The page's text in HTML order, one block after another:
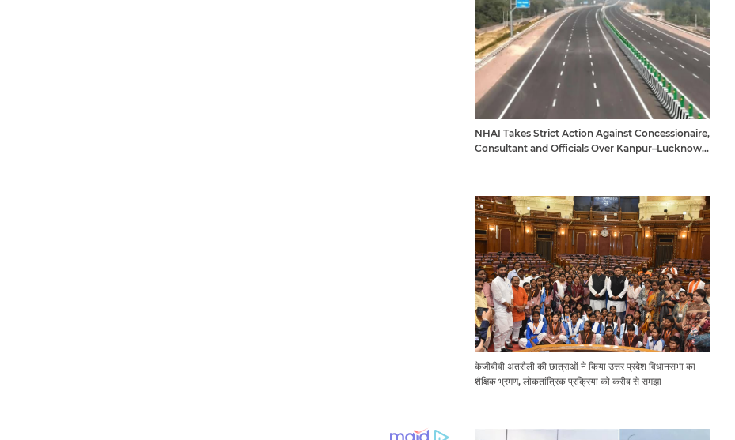
NHAI Takes Strict Action Against Concessionaire,
Consultant and Officials Over Kanpur–Lucknow
केजीबीवी अतरौली की छात्राओं ने किया उत्तर प्रदेश विधानसभा का
शैक्षिक भ्रमण, लोकतांत्रिक प्रक्रिया को करीब से समझा